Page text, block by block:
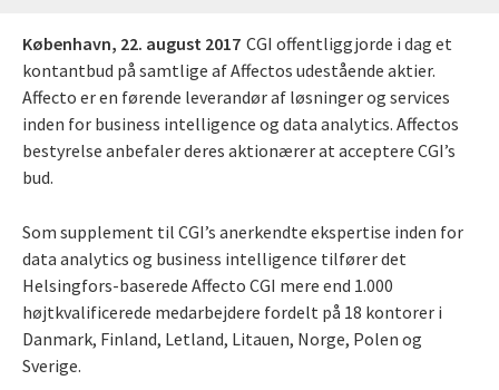
København, 22. august 2017 CGI offentliggjorde i dag et
kontantbud på samtlige af Affectos udestående aktier.
Affecto er en førende leverandør af løsninger og services
inden for business intelligence og data analytics. Affectos
bestyrelse anbefaler deres aktionærer at acceptere CGI’s
bud.
Som supplement til CGI’s anerkendte ekspertise inden for
data analytics og business intelligence tilfører det
Helsingfors-baserede Affecto CGI mere end 1.000
højtkvalificerede medarbejdere fordelt på 18 kontorer i
Danmark, Finland, Letland, Litauen, Norge, Polen og
Sverige.